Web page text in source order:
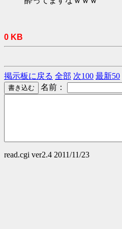
0 KB
掲示板に戻る 全部 次100 最新50
名前：
read.cgi ver2.4 2011/11/23